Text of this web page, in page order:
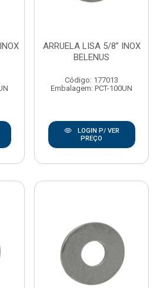
ARRUELA LISA 5/8” INOX
BELENUS
Código: 177013
Embalagem: PCT-100UN
LOGIN P/ VER
PREÇO